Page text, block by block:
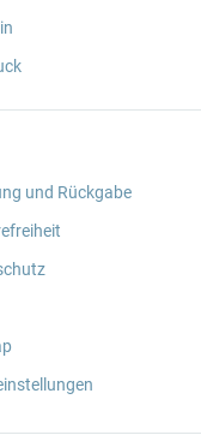
und Rückgabe